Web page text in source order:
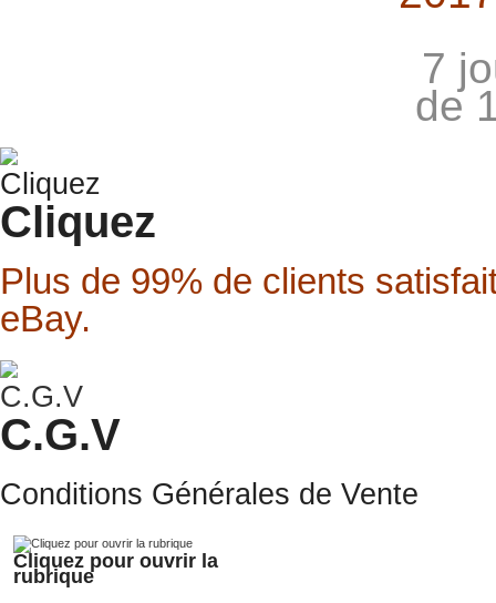
7
de
Cliquez
Plus de 99% de clients
eBay.
C.G.V
Conditions Générales de Vente
Cliquez pour ouvrir la
rubrique